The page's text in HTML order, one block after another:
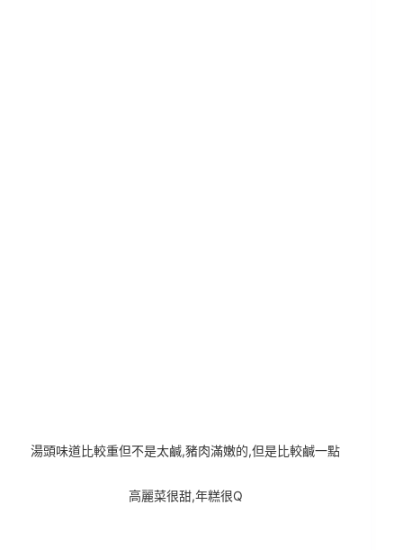
湯頭味道比較重但不是太鹹,豬肉滿嫩的,但是比較鹹一點
高麗菜很甜,年糕很Q